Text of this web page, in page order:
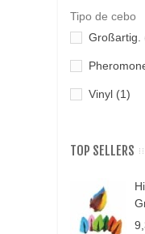
Tipo de cebo
Großartig.
Vinyl (1)
TOP SELLERS